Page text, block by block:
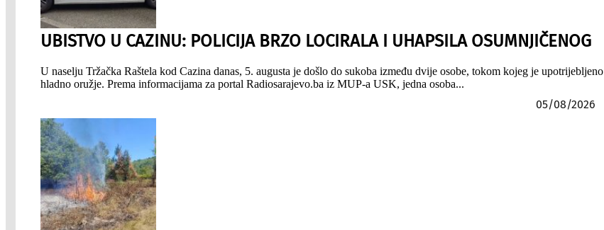
UBISTVO U CAZINU: POLICIJA BRZO LOCIRALA I UHAPSILA OSUMNJIČENOG
U naselju Tržačka Raštela kod Cazina danas, 5. augusta je došlo do sukoba između dvije osobe, tokom kojeg je upotrijebljeno
hladno oružje. Prema informacijama za portal Radiosarajevo.ba iz MUP-a USK, jedna osoba...
05/08/2026